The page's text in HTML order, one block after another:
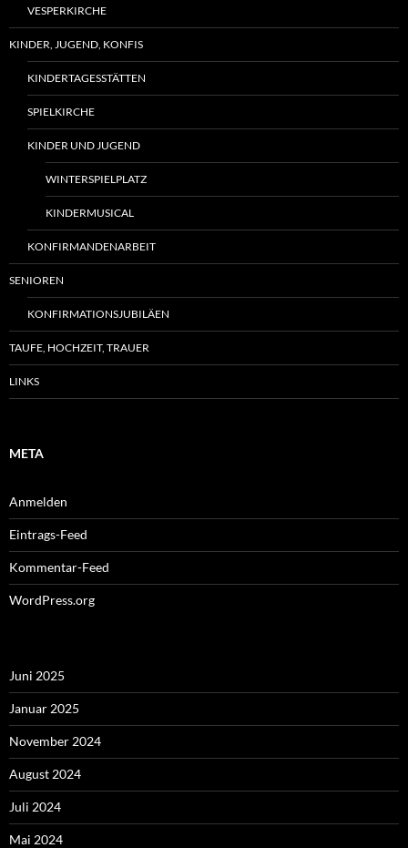
VESPERKIRCHE
KINDER, JUGEND, KONFIS
KINDERTAGESSTÄTTEN
SPIELKIRCHE
KINDER UND JUGEND
WINTERSPIELPLATZ
KINDERMUSICAL
KONFIRMANDENARBEIT
SENIOREN
KONFIRMATIONSJUBILÄEN
TAUFE, HOCHZEIT, TRAUER
LINKS
META
Anmelden
Eintrags-Feed
Kommentar-Feed
WordPress.org
Juni 2025
Januar 2025
November 2024
August 2024
Juli 2024
Mai 2024